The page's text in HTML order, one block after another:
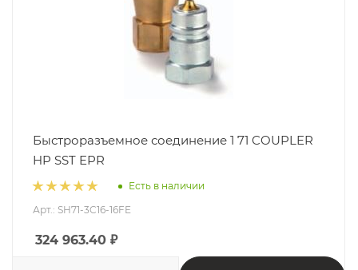
Быстроразъемное соединение 1 71 COUPLER
HP SST EPR
Есть в наличии
Арт.: SH71-3C16-16FE
324 963.40 ₽